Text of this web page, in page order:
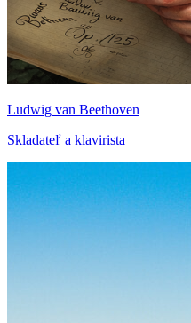
Ludwig van Beethoven
Skladateľ a klavirista